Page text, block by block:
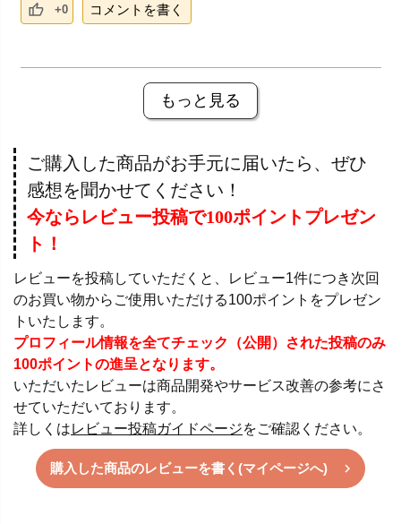
+0 コメントを書く
もっと見る
ご購入した商品がお手元に届いたら、ぜひ
感想を聞かせてください！
今ならレビュー投稿で100ポイントプレゼン
ト！
レビューを投稿していただくと、レビュー1件につき次回
のお買い物からご使用いただける100ポイントをプレゼン
トいたします。
プロフィール情報を全てチェック（公開）された投稿のみ
100ポイントの進呈となります。
いただいたレビューは商品開発やサービス改善の参考にさ
せていただいております。
詳しくはレビュー投稿ガイドページをご確認ください。
購入した商品のレビューを書く(マイページへ)